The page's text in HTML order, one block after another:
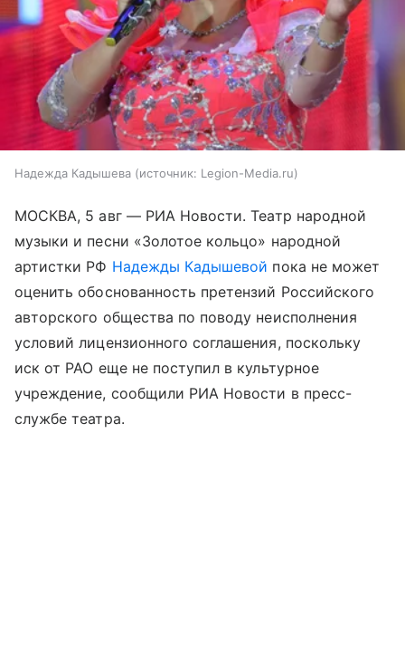
Надежда Кадышева источник: Legion-Media.ru
МОСКВА, 5 авг — РИА Новости. Театр народной
музыки и песни «Золотое кольцо» народной
артистки РФ Надежды Кадышевой пока не может
оценить обоснованность претензий Российского
авторского общества по поводу неисполнения
условий лицензионного соглашения, поскольку
иск от РАО еще не поступил в культурное
учреждение, сообщили РИА Новости в пресс-
службе театра.